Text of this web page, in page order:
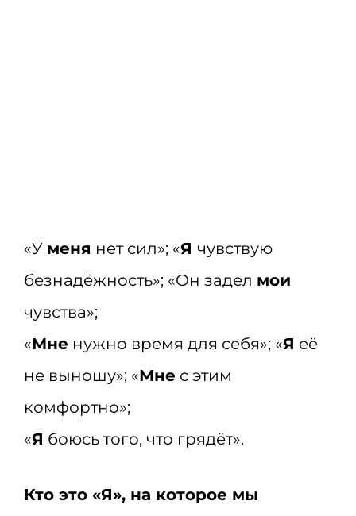
«У меня нет сил»; «Я чувствую
безнадёжность»; «Он задел мои
чувства»;
«Мне нужно время для себя»; «Я её
не выношу»; «Мне с этим
комфортно»;
«Я боюсь того, что грядёт».
Кто это «Я», на которое мы